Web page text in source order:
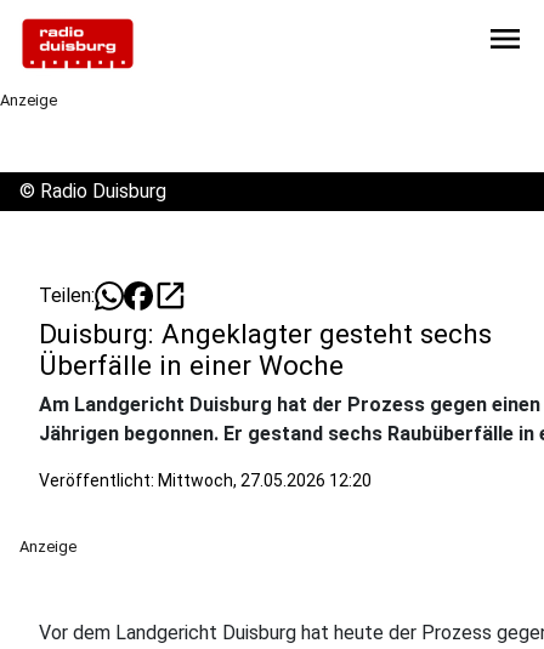
menu
Anzeige
© Radio Duisburg
Teilen: open_in_new
Duisburg: Angeklagter gesteht sechs
Überfälle in einer Woche
Am Landgericht Duisburg hat der Prozess gegen einen
Jährigen begonnen. Er gestand sechs Raubüberfälle
Veröffentlicht: Mittwoch, 27.05.2026 12:20
Anzeige
Vor dem Landgericht Duisburg hat heute der Prozess